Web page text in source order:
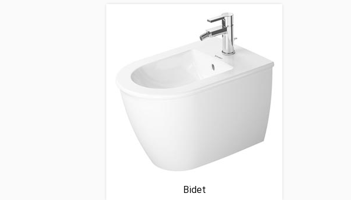
Bidet